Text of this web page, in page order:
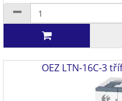
OEZ LTN-16C-3